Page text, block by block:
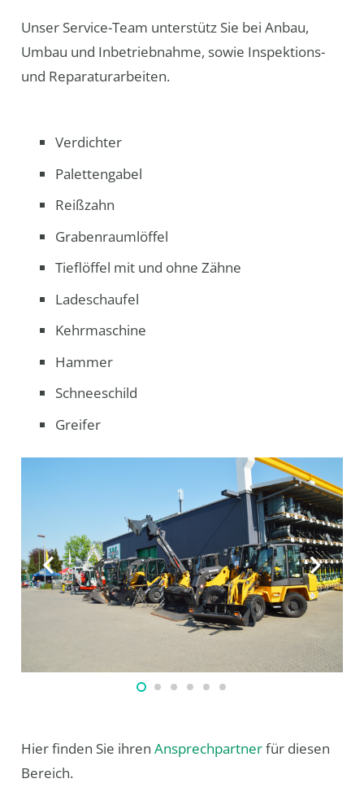
Unser Service-Team unterstütz Sie bei Anbau,
Umbau und Inbetriebnahme, sowie Inspektions-
und Reparaturarbeiten.
Verdichter
Palettengabel
Reißzahn
Grabenraumlöffel
Tieflöffel mit und ohne Zähne
Ladeschaufel
Kehrmaschine
Hammer
Schneeschild
Greifer
Hier finden Sie ihren Ansprechpartnerfür diesen
Bereich.